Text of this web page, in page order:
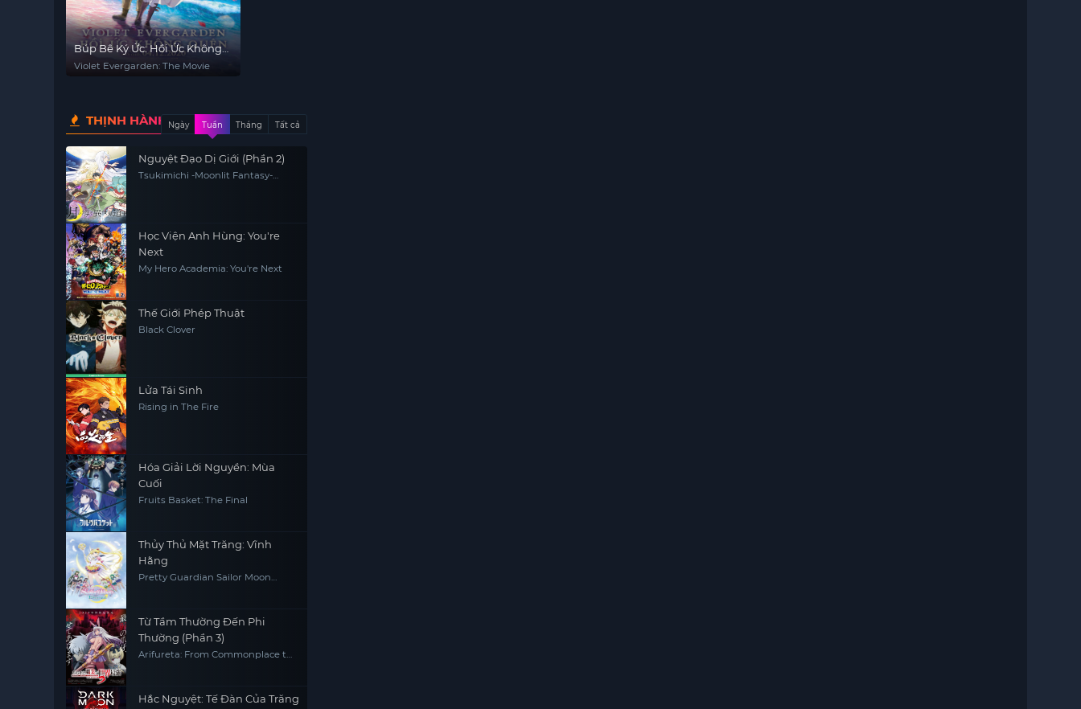
Búp Bê Ký Ức: Hồi Ức Không
Quên
Violet Evergarden: The Movie
THỊNH HÀNHNgày Tuần Tháng Tất cả
Nguyệt Đạo Dị Giới (Phần 2)
Tsukimichi -Moonlit Fantasy-
Học Viện Anh Hùng: You're
Next
My Hero Academia: You're Next
Thế Giới Phép Thuật
Black Clover
Lửa Tái Sinh
Rising in The Fire
Hóa Giải Lời Nguyền: Mùa
Cuối
Fruits Basket: The Final
Thủy Thủ Mặt Trăng: Vĩnh
Hằng
Pretty Guardian Sailor Moon
Từ Tầm Thường Đến Phi
Thường (Phần 3)
Arifureta: From Commonplace to
Hắc Nguyệt: Tế Đàn Của Trăng